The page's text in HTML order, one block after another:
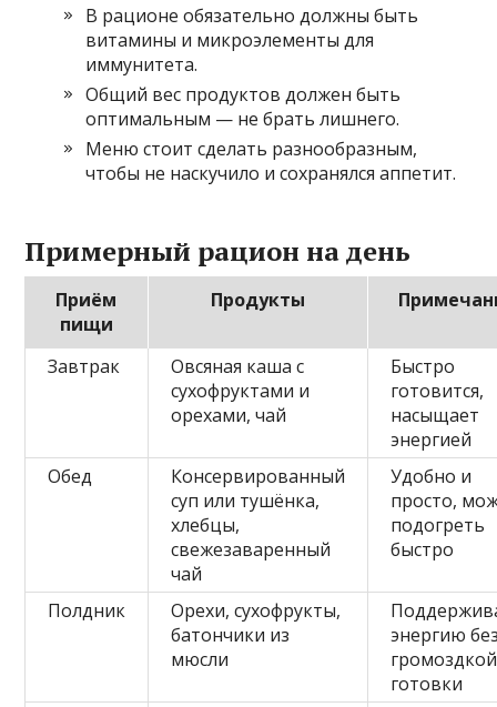
В рационе обязательно должны быть
витамины и микроэлементы для
иммунитета.
Общий вес продуктов должен быть
оптимальным — не брать лишнего.
Меню стоит сделать разнообразным,
чтобы не наскучило и сохранялся аппетит.
Примерный рацион на день
Приём
пищи
Продукты
Завтрак
Овсяная каша с
сухофруктами и
орехами, чай
Быстро
готовится,
насыщает
энергией
Обед
Консервированный
суп или тушёнка,
хлебцы,
свежезаваренный
чай
Удобно и
просто,
подогреть
быстро
Полдник
Орехи, сухофрукты,
батончики из
мюсли
энергию
громоздкой
готовки